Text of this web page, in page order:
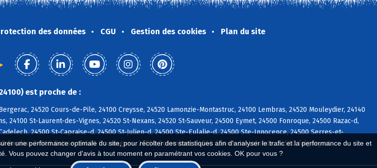
une performance optimale du site, pour récolter des statistiques afin d'analyser le trafic et la performance du site et
Vous pouvez changer d'avis à tout moment en paramétrant vos cookies. OK pour vous ?
des données CGU Gestion des cookies Plan du site
est proche de :
24520 Cours-de-Pile, 24100 Creysse, 24520 Lamonzie-Montastruc, 24100 Lembras, 24520 Mouleydier, 24140
24100 St-Laurent-des-Vignes, 24520 St-Nexans, 24520 St-Sauveur, 24500 Eymet, 24500 Fonroque, 24500 Razac-d,
24500 St-Capraise-d, 24500 St-Julien-d, 24500 Ste-Eulalie-d, 24500 Ste-Innocence, 24500 Serres-et-
Bardou, 24560 Boisse, 24560 Bouniagues, 24560 Colombier, 24560 Conne-de-Labarde, 24560 Falgueyrat